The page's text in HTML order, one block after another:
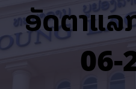
ອັດ​ຕາ​ແລ
06-